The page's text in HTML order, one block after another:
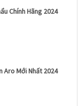
Chính Hãng 2024
Aro Mới Nhất 2024